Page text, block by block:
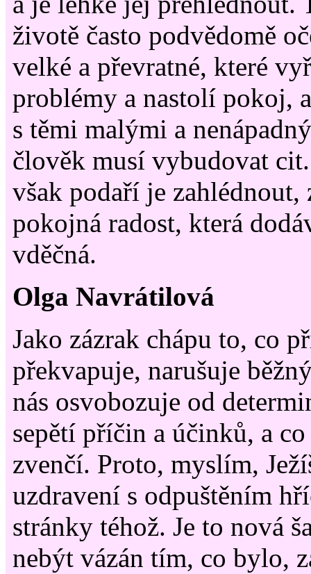
životě často podvědomě
velké a převratné, které
problémy a nastolí pokoj,
s těmi malými a
člověk musí vybudovat
však podaří je zahlédnout,
pokojná radost, která
vděčná.
Olga Navrátilová
Jako zázrak chápu to, co
překvapuje, narušuje
nás osvobozuje od
sepětí příčin a účinků, a
zvenčí. Proto, myslím,
uzdravení s odpuštěním
stránky téhož. Je to nová
nebýt vázán tím, co bylo,